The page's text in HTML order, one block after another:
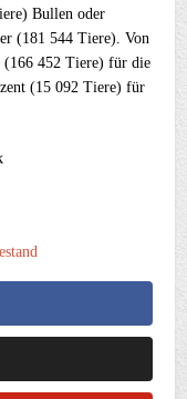
Bullen oder
(181 544 Tiere). Von
(166 452 Tiere) für die
(15 092 Tiere) für